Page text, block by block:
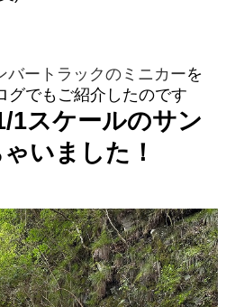
バートラックのミニカーを
グでもご紹介したのです
1スケールのサン
いました！